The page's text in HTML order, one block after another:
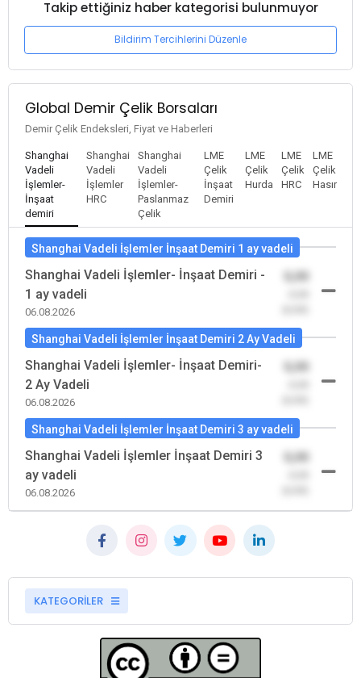
Takip ettiğiniz haber kategorisi bulunmuyor
Bildirim Tercihlerini Düzenle
Global Demir Çelik Borsaları
Demir Çelik Endeksleri, Fiyat ve Haberleri
Shanghai
Vadeli
İşlemler-
İnşaat
demiri
Shanghai
Vadeli
İşlemler
HRC
Shanghai
Vadeli
İşlemler-
Paslanmaz
Çelik
LME
Çelik
İnşaat
Demiri
LME
Çelik
Hurda
LME
Çelik
HRC
LME
Çelik
Hasır
Shanghai Vadeli İşlemler İnşaat Demiri 1 ay vadeli
Shanghai Vadeli İşlemler- İnşaat Demiri -
1 ay vadeli
06.08.2026
Shanghai Vadeli İşlemler İnşaat Demiri 2 Ay Vadeli
Shanghai Vadeli İşlemler- İnşaat Demiri-
2 Ay Vadeli
06.08.2026
Shanghai Vadeli İşlemler İnşaat Demiri 3 ay vadeli
Shanghai Vadeli İşlemler İnşaat Demiri 3
ay vadeli
06.08.2026
KATEGORİLER